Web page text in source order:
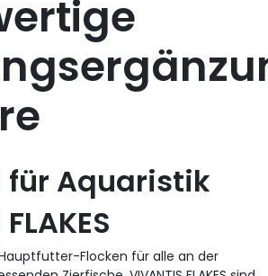
für Aquaristik
Hauptfutter-Flocken für alle an der